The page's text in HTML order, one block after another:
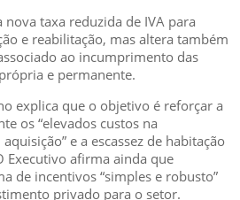
taxa reduzida de IVA para
e reabilitação, mas altera também
ao incumprimento das
e permanente.
explica que o objetivo é reforçar a
os “elevados custos na
e a escassez de habitação
Executivo afirma ainda que
de incentivos “simples e robusto”
privado para o setor.